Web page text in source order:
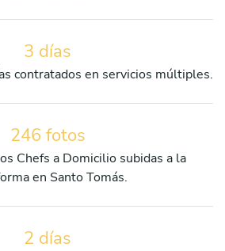
3 días
contratados en servicios múltiples.
246 fotos
Chefs a Domicilio subidas a la
en Santo Tomás.
2 días